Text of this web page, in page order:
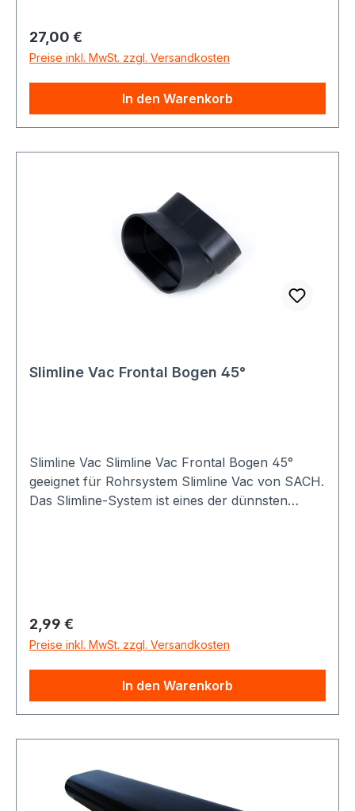
Regulärer Preis:
27,00 €
Preise inkl. MwSt. zzgl. Versandkosten
In den Warenkorb
Slimline Vac Frontal Bogen 45°
Slimline Vac Slimline Vac Frontal Bogen 45°
geeignet für Rohrsystem Slimline Vac von SACH.
Das Slimline-System ist eines der dünnsten
Regulärer Preis:
2,99 €
Preise inkl. MwSt. zzgl. Versandkosten
In den Warenkorb